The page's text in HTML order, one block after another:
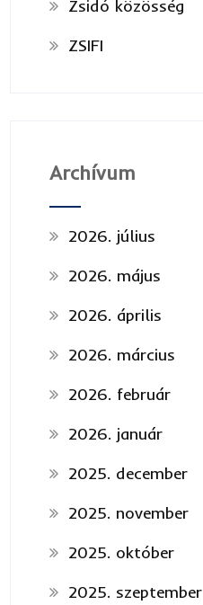
Zsidó közösség
ZSIFI
Archívum
2026. július
2026. május
2026. április
2026. március
2026. február
2026. január
2025. december
2025. november
2025. október
2025. szeptember